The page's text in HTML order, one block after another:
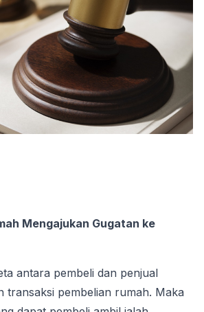
Mengajukan Gugatan ke
antara pembeli dan penjual
transaksi pembelian rumah. Maka